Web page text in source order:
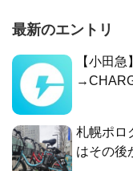
最新のエントリ
【小田
札幌ポロ
はその後